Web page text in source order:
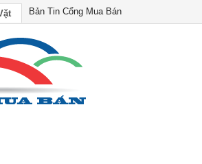
Bản Tin Cổng Mua Bán